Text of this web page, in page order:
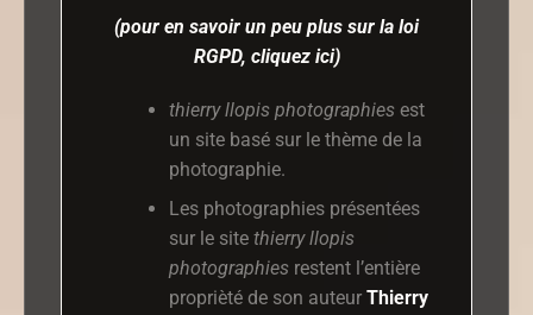
(pour en savoir un peu plus sur la loi
RGPD, cliquez ici)
thierry llopis photographies est
un site basé sur le thème de la
photographie.
Les photographies présentées
sur le site thierry llopis
photographies restent l’entière
proprièté de son auteur Thierry